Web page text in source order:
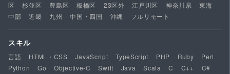
区
杉並区 豊島区 板橋区 23区外 江戸川区 神奈川県
東海
中部
近畿 九州 中国・四国 沖縄 フルリモート
スキル
言語 HTML・CSS JavaScript TypeScript PHP Ruby
Perl
Python
Go Objective-C Swift Java Scala C C++
C#